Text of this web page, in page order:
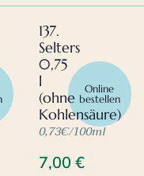
137.
Selters
0,75
l
(ohne
Kohlensäure)
7,00 €
0,73€/100ml
Online
bestellen